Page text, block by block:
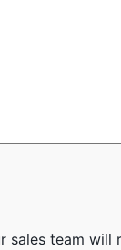
sales team will